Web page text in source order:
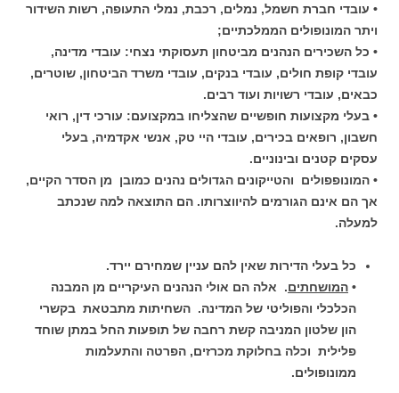
• עובדי חברת חשמל, נמלים, רכבת, נמלי התעופה, רשות השידור
ויתר המונופולים הממלכתיים;
• כל השכירים הנהנים מביטחון תעסוקתי נצחי: עובדי מדינה,
עובדי קופת חולים, עובדי בנקים, עובדי משרד הביטחון, שוטרים,
כבאים, עובדי רשויות ועוד רבים.
• בעלי מקצועות חופשיים שהצליחו במקצועם: עורכי דין, רואי
חשבון, רופאים בכירים, עובדי היי טק, אנשי אקדמיה, בעלי
עסקים קטנים ובינוניים.
• המונופפולים והטייקונים הגדולים נהנים כמובן מן הסדר הקיים,
אך הם אינם הגורמים להיווצרותו. הם התוצאה למה שנכתב
למעלה.
כל בעלי הדירות שאין להם עניין שמחירם יירד.
• המושחתים. אלה הם אולי הנהנים העיקריים מן המבנה
הכלכלי והפוליטי של המדינה. השחיתות מתבטאת בקשרי
הון שלטון המניבה קשת רחבה של תופעות החל במתן שוחד
פלילית וכלה בחלוקת מכרזים, הפרטה והתעלמות
ממונופולים.